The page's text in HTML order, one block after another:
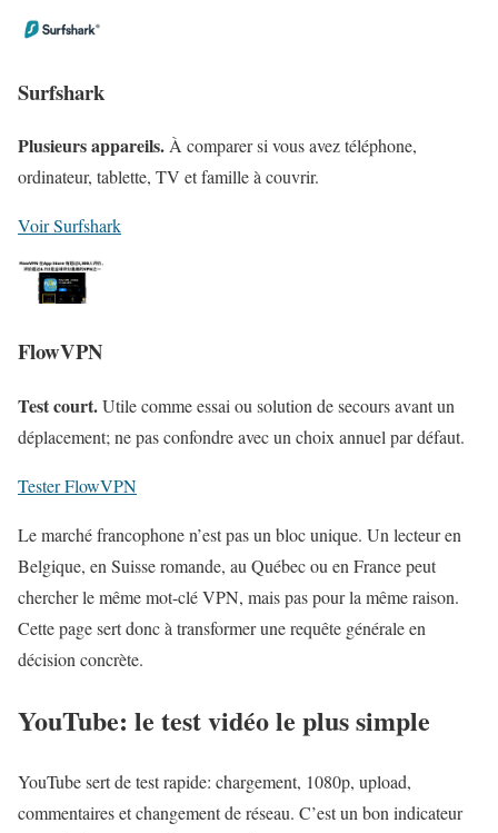
Surfshark
Plusieurs appareils.À comparer si vous avez téléphone,
ordinateur, tablette, TV et famille à couvrir.
Voir Surfshark
FlowVPN
Test court.Utile comme essai ou solution de secours avant un
déplacement; ne pas confondre avec un choix annuel par défaut.
Tester FlowVPN
Le marché francophone n’est pas un bloc unique. Un lecteur en
Belgique, en Suisse romande, au Québec ou en France peut
chercher le même mot-clé VPN, mais pas pour la même raison.
Cette page sert donc à transformer une requête générale en
décision concrète.
YouTube: le test vidéo le plus simple
YouTube sert de test rapide: chargement, 1080p, upload,
commentaires et changement de réseau. C’est un bon indicateur